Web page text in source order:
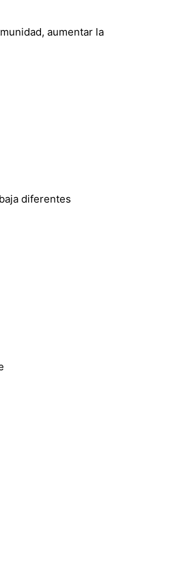
aumentar la
diferentes